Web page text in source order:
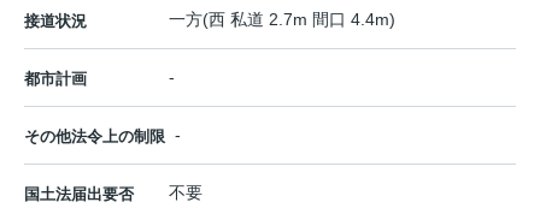
接道状況 一方(西 私道 2.7m 間口 4.4m)
都市計画 -
その他法令上の制限 -
国土法届出要否 不要